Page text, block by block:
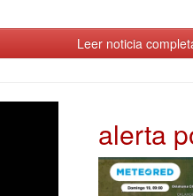
Leer noticia
alerta